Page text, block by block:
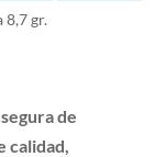
8,7 gr.
de
calidad,